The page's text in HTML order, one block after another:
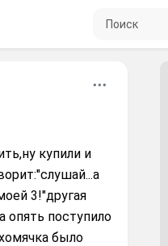
Поиск по сайту
купили и
3!"другая
опять поступило
было